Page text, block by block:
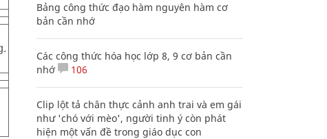
Bảng công thức đạo hàm nguyên hàm cơ
bản cần nhớ
Các công thức hóa học lớp 8, 9 cơ bản cần
nhớ
106
Clip lột tả chân thực cảnh anh trai và em gái
như 'chó với mèo', người tinh ý còn phát
hiện một vấn đề trong giáo dục con